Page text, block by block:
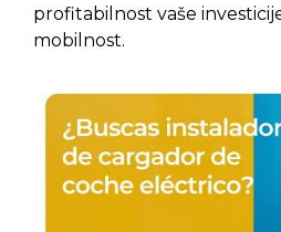
profitabilnost vaše
mobilnost.